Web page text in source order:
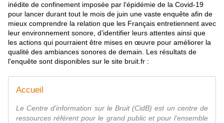
inédite de confinement imposée par l‘épidémie de la Covid-19
pour lancer durant tout le mois de juin une vaste enquête afin de
mieux comprendre la relation que les Français entretiennent avec
leur environnement sonore, d’identifier leurs attentes ainsi que
les actions qui pourraient être mises en œuvre pour améliorer la
qualité des ambiances sonores de demain. Les résultats de
l'enquête sont disponibles sur le site bruit.fr :
Accueil
Le Centre d'information sur le Bruit (CidB) est un centre de
ressources référent pour le grand public et pour l'ensemble